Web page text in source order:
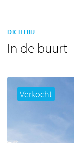
DICHTBIJ
In de buurt
Verkocht